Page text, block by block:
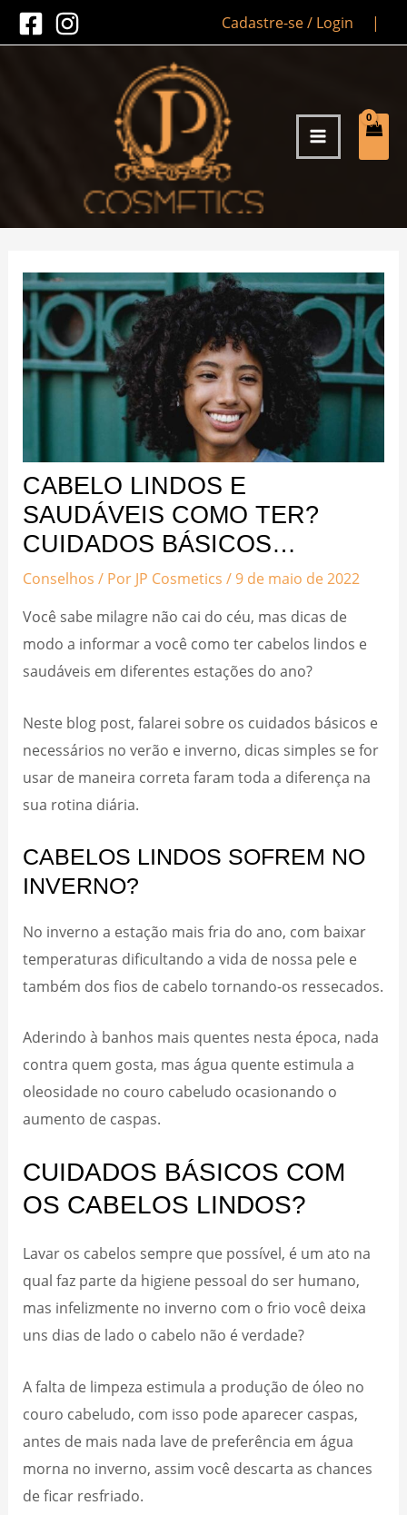
para
Cadastre-se / Login |
MAIN
CABELO LINDOS E
SAUDÁVEIS COMO TER?
CUIDADOS BÁSICOS…
Conselhos / Por JP Cosmetics/ 9 de maio de 2022
Você sabe milagre não cai do céu, mas dicas de
modo a informar a você como ter cabelos lindos e
saudáveis em diferentes estações do ano?
Neste blog post, falarei sobre os cuidados básicos e
necessários no verão e inverno, dicas simples se for
usar de maneira correta faram toda a diferença na
sua rotina diária.
CABELOS LINDOS SOFREM NO
INVERNO?
No inverno a estação mais fria do ano, com baixar
temperaturas dificultando a vida de nossa pele e
também dos fios de cabelo tornando-os ressecados.
Aderindo à banhos mais quentes nesta época, nada
contra quem gosta, mas água quente estimula a
oleosidade no couro cabeludo ocasionando o
aumento de caspas.
CUIDADOS BÁSICOS COM
OS CABELOS LINDOS?
Lavar os cabelos sempre que possível, é um ato na
qual faz parte da higiene pessoal do ser humano,
mas infelizmente no inverno com o frio você deixa
uns dias de lado o cabelo não é verdade?
A falta de limpeza estimula a produção de óleo no
couro cabeludo, com isso pode aparecer caspas,
antes de mais nada lave de preferência em água
morna no inverno, assim você descarta as chances
de ficar resfriado.